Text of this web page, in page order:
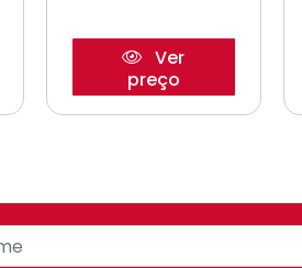
Ver
preço